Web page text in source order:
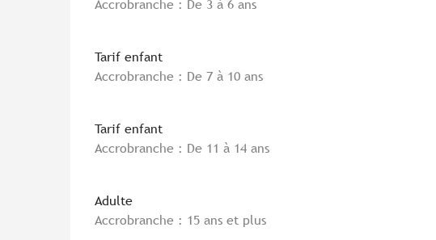
Accrobranche : De 3 à 6 ans
Tarif enfant
Accrobranche : De 7 à 10 ans
Tarif enfant
Accrobranche : De 11 à 14 ans
Adulte
Accrobranche : 15 ans et plus